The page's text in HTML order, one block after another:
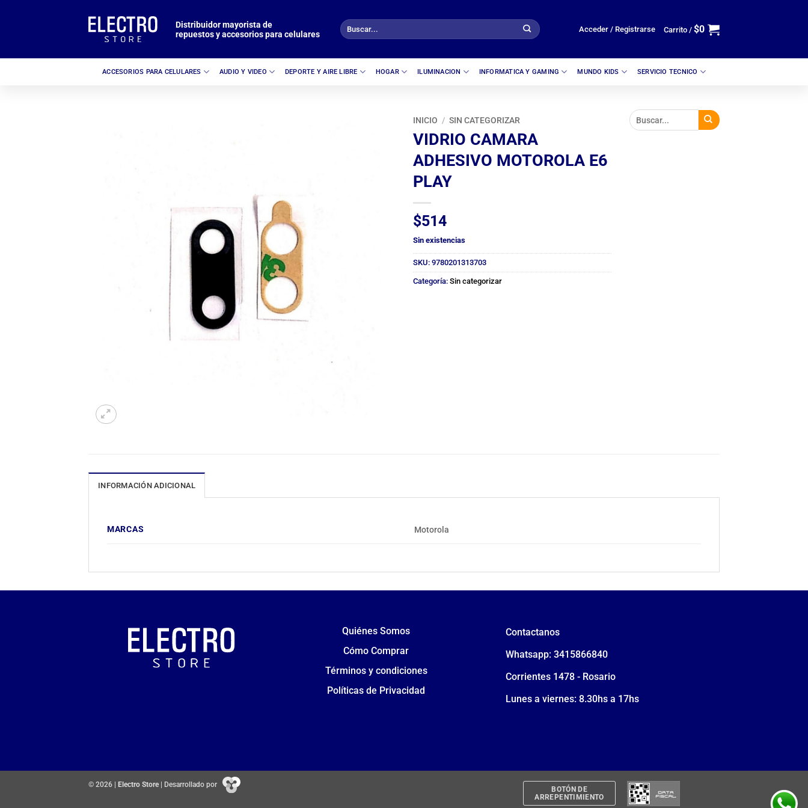
Distribuidor mayorista de
repuestos y accesorios para celulares
Buscar
por:
Acceder / Registrarse Carrito / $0
ACCESORIOS PARA CELULARES AUDIO Y VIDEO DEPORTE Y AIRE LIBRE HOGAR ILUMINACION INFORMATICA Y GAMING MUNDO KIDS SERVICIO TECNICO
INICIO / SIN CATEGORIZAR
VIDRIO CAMARA
ADHESIVO MOTOROLA E6
PLAY
$514
Sin existencias
SKU: 9780201313703
Categoría: Sin categorizar
INFORMACIÓN ADICIONAL
MARCAS Motorola
Quiénes Somos
Cómo Comprar
Términos y condiciones
Políticas de Privacidad
Contactanos
Whatsapp: 3415866840
Corrientes 1478 - Rosario
Lunes a viernes: 8.30hs a 17hs
BOTÓN DE
ARREPENTIMIENTO
© 2026 | Electro Store | Desarrollado por